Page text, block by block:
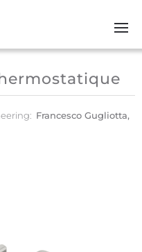
Francesco Gugliotta,